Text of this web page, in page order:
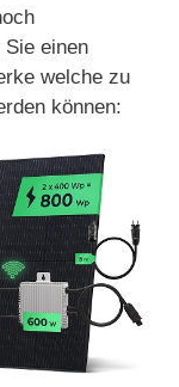
einen
welche zu
können: